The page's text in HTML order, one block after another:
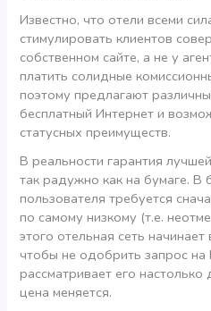
Известно, что отели всеми
стимулировать клиентов
собственном сайте, а не у
платить солидные
поэтому предлагают
бесплатный Интернет и
статусных преимуществ.
В реальности гарантия
так радужно как на бумаге. В
пользователя требуется
по самому низкому (т.е.
этого отельная сеть
чтобы не одобрить запрос на
рассматривает его настолько
цена меняется.